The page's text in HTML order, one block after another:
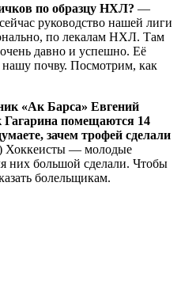
по образцу НХЛ? —
руководство нашей лиги
по лекалам НХЛ. Там
давно и успешно. Её
нашу почву. Посмотрим, как
«Ак Барса» Евгений
Гагарина помещаются 14
зачем трофей сделали
Хоккеисты — молодые
них большой сделали. Чтобы
болельщикам.